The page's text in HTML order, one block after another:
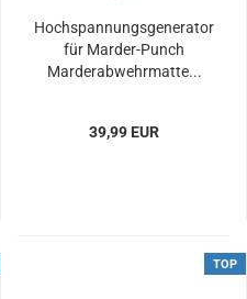
Hochspannungsgenerator
für Marder-Punch
Marderabwehrmatte...
39,99 EUR
TOP